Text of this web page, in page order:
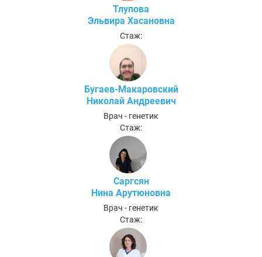
Тлупова
Эльвира Хасановна
Стаж:
Бугаев-Макаровский
Николай Андреевич
Врач - генетик
Стаж:
Саргсян
Нина Арутюновна
Врач - генетик
Стаж: